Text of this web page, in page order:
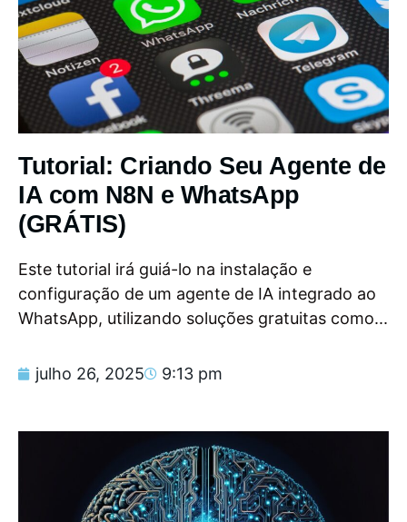
Tutorial: Criando Seu Agente de
IA com N8N e WhatsApp
(GRÁTIS)
Este tutorial irá guiá-lo na instalação e
configuração de um agente de IA integrado ao
WhatsApp, utilizando soluções gratuitas como...
julho 26, 2025 9:13 pm